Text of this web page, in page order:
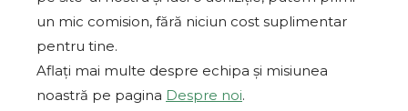
un mic comision, fără niciun cost suplimentar
pentru tine.
Aflați mai multe despre echipa și misiunea
noastră pe pagina Despre noi.